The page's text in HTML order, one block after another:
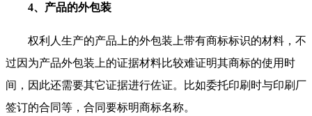
4、产品的外包装
权利人生产的产品上的外包装上带有商标标识的材料，不
过因为产品外包装上的证据材料比较难证明其商标的使用时
间，因此还需要其它证据进行佐证。比如委托印刷时与印刷厂
签订的合同等，合同要标明商标名称。